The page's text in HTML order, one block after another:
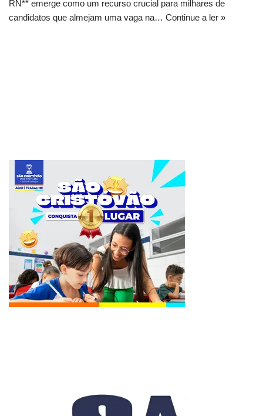
RN** emerge como um recurso crucial para milhares de
candidatos que almejam uma vaga na… Continue a ler »